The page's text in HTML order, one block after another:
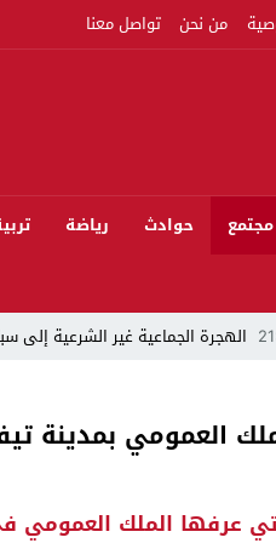
من نحن تواصل معنا
مجتمع حوادث رياضة
الهجرة الجماعية غير الشرعية إلى
مبادرات مواطنة وشركاؤها ينظمون
تساؤلات.. كيف أصبح العميد الأمني
العمومي بمدينة
عرفها الملك